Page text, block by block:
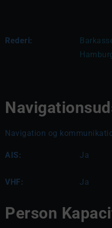
Rederi:
Navigation og
AIS: Ja
VHF: Ja
Person